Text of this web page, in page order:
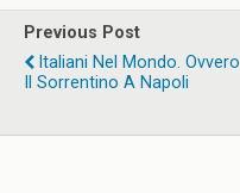
Previous Post
Italiani Nel Mondo. Ovvero
Il Sorrentino A Napoli